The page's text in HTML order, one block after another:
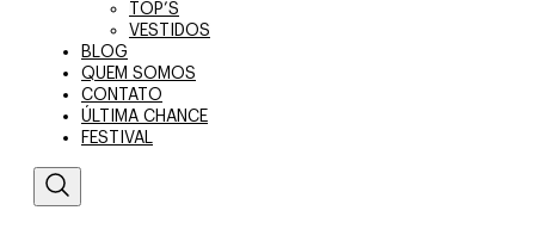
TOP’S
VESTIDOS
BLOG
QUEM SOMOS
CONTATO
ÚLTIMA CHANCE
FESTIVAL